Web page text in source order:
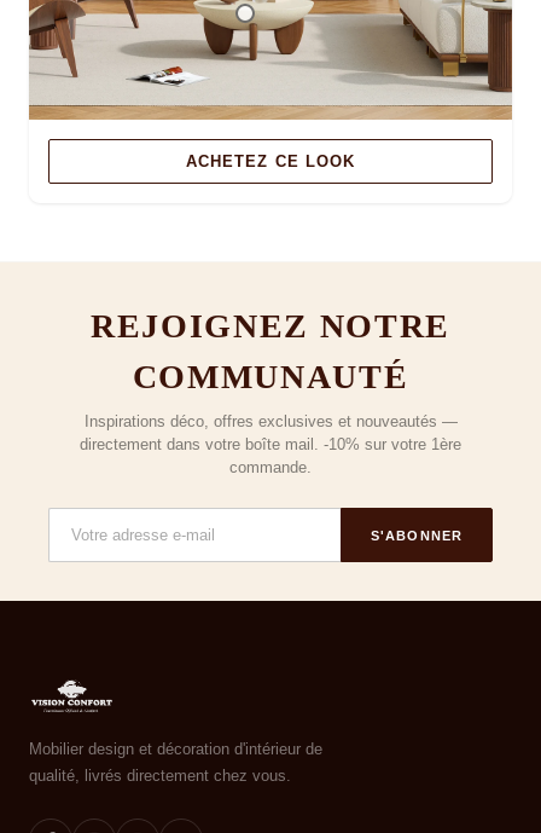
ACHETEZ CE LOOK
REJOIGNEZ NOTRE
COMMUNAUTÉ
Inspirations déco, offres exclusives et nouveautés —
directement dans votre boîte mail. -10% sur votre 1ère
commande.
S'ABONNER
Mobilier design et décoration d'intérieur de
qualité, livrés directement chez vous.